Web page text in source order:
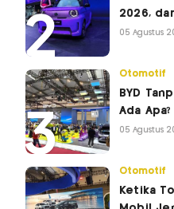
2026,
05 Agustus
Otomotif
BYD
Ada Apa?
05 Agustus
Otomotif
Ketika